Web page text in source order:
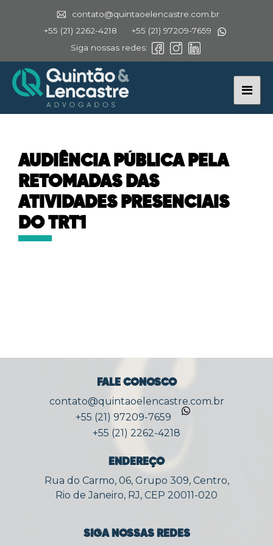
contato@quintaoelencastre.com.br
+55 (21) 2262-4218
+55 (21) 97209-7659
Siga nossas redes:
AUDIÊNCIA PÚBLICA PELA
RETOMADAS DAS
ATIVIDADES PRESENCIAIS
DO TRT1
FALE CONOSCO
contato@quintaoelencastre.com.br
+55 (21) 97209-7659
+55 (21) 2262-4218
ENDEREÇO
Rua do Carmo, 06, Grupo 309, Centro,
Rio de Janeiro, RJ, CEP 20011-020
SIGA NOSSAS REDES